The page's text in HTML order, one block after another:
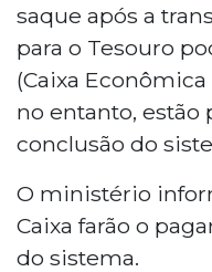
saque após a
para o Tesouro
(Caixa
no entanto, estão
conclusão do
O ministério
Caixa farão o
do sistema.